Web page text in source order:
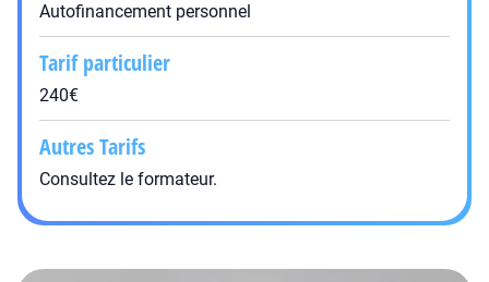
Autofinancement personnel
Tarif particulier
240€
Autres Tarifs
Consultez le formateur.